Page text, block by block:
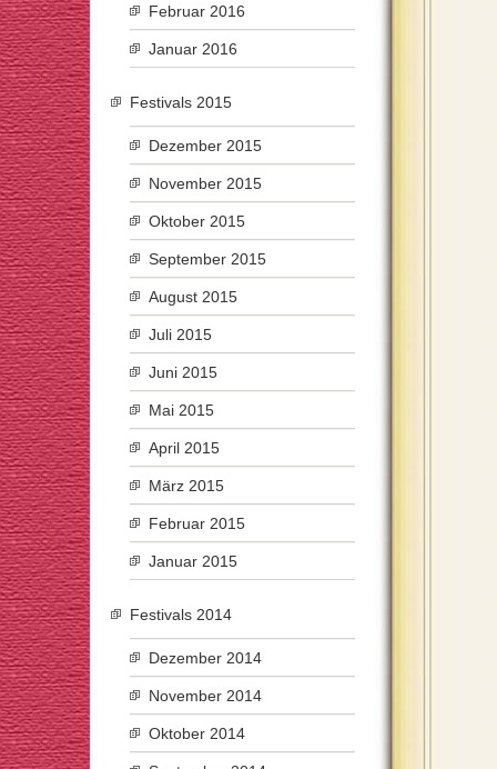
Februar 2016
Januar 2016
Festivals 2015
Dezember 2015
November 2015
Oktober 2015
September 2015
August 2015
Juli 2015
Juni 2015
Mai 2015
April 2015
März 2015
Februar 2015
Januar 2015
Festivals 2014
Dezember 2014
November 2014
Oktober 2014